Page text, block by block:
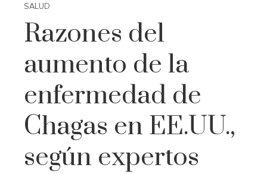
SALUD
Razones del
aumento de la
enfermedad de
Chagas en EE.UU.,
según expertos